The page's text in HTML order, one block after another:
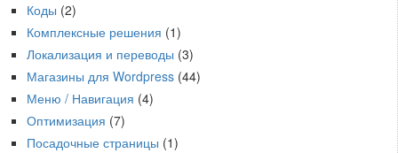
Коды (2)
Комплексные решения (1)
Локализация и переводы (3)
Магазины для Wordpress (44)
Меню / Навигация (4)
Оптимизация (7)
Посадочные страницы (1)